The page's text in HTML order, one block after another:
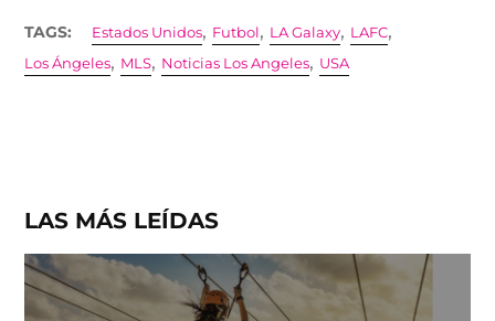
TAGS: Estados Unidos, Futbol , LA Galaxy, LAFC,
Los Ángeles, MLS, Noticias Los Angeles, USA
LAS MÁS LEÍDAS